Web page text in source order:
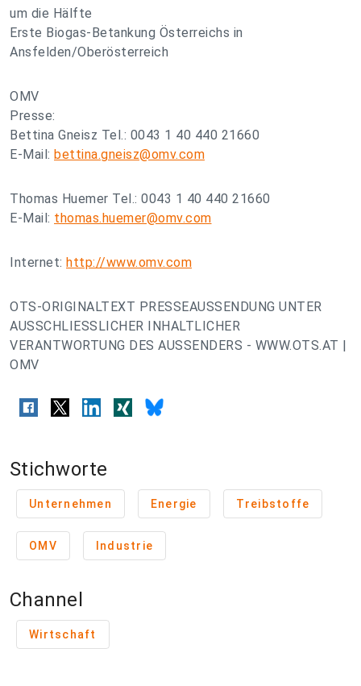
um die Hälfte
Erste Biogas-Betankung Österreichs in
Ansfelden/Oberösterreich
OMV
Presse:
Bettina Gneisz Tel.: 0043 1 40 440 21660
E-Mail: bettina.gneisz@omv.com
Thomas Huemer Tel.: 0043 1 40 440 21660
E-Mail: thomas.huemer@omv.com
Internet: http://www.omv.com
OTS-ORIGINALTEXT PRESSEAUSSENDUNG UNTER
AUSSCHLIESSLICHER INHALTLICHER
VERANTWORTUNG DES AUSSENDERS - WWW.OTS.AT |
OMV
Stichworte
Unternehmen Energie Treibstoffe
OMV Industrie
Channel
Wirtschaft